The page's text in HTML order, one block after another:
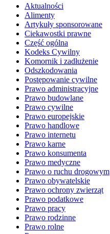
Aktualności
Alimenty
Artykuły sponsorowane
Ciekawostki prawne
Część ogólna
Kodeks Cywilny
Komornik i zadłużenie
Odszkodowania
Postępowanie cywilne
Prawo administracyjne
Prawo budowlane
Prawo cywilne
Prawo europejskie
Prawo handlowe
Prawo internetu
Prawo karne
Prawo konsumenta
Prawo medyczne
Prawo o ruchu drogowym
Prawo obywatelskie
Prawo ochrony zwierząt
Prawo podatkowe
Prawo pracy
Prawo rodzinne
Prawo rolne